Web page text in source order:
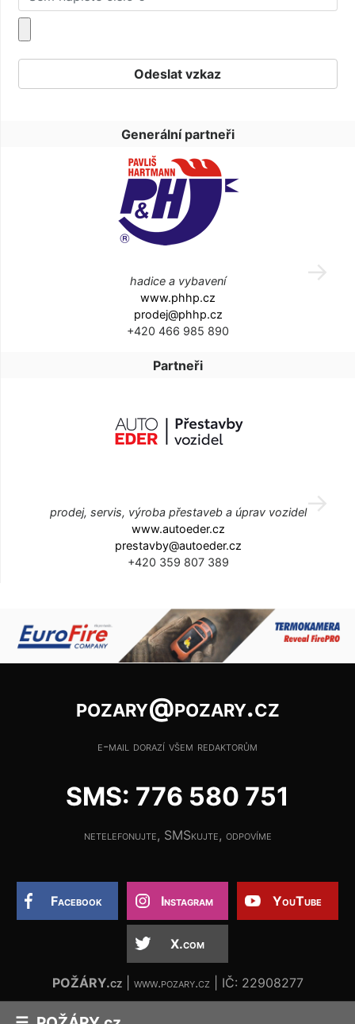
Generální partneři
hadice a vybavení
www.phhp.cz
prodej@phhp.cz
+420 466 985 890
Partneři
prodej, servis, výroba přestaveb a úprav vozidel
www.autoeder.cz
prestavby@autoeder.cz
+420 359 807 389
pozary@pozary.cz
e-mail dorazí všem redaktorům
SMS: 776 580 751
netelefonujte, SMSkujte, odpovíme
Facebook Instagram YouTube
X.com
POŽÁRY.cz| www.pozary.cz | IČ: 22908277